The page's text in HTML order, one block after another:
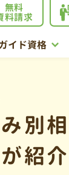
イド資格
無料
料請求
別相
紹介